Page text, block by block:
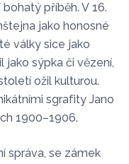
příběh. V 16.
jako honosné
války sice jako
jako sýpka či vězení,
ožil kulturou.
sgrafity Jano
1900–1906.
správa, se zámek